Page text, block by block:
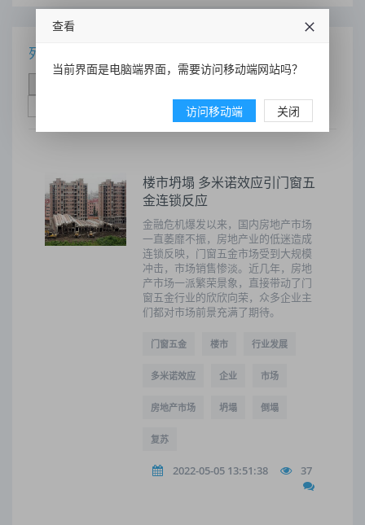
列表
楼市坍塌 多米诺效应引门窗五
金连锁反应
金融危机爆发以来，国内房地产市场
一直萎靡不振，房地产业的低迷造成
连锁反映，门窗五金市场受到大规模
冲击，市场销售惨淡。近几年，房地
产市场一派繁荣景象，直接带动了门
窗五金行业的欣欣向荣，众多企业主
们都对市场前景充满了期待。
门窗五金 楼市 行业发展
多米诺效应 企业 市场
房地产市场 坍塌 倒塌
复苏
2022-05-05 13:51:38 37
查看
当前界面是电脑端界面，需要访问移动端网站吗？
访问移动端 关闭